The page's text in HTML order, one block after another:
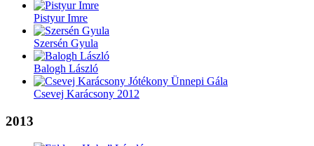
Pistyur Imre
Szersén Gyula
Balogh László
Csevej Karácsony 2012
2013